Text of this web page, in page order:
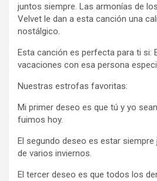
juntos siempre. Las armonías de
Velvet le dan a esta canción una
nostálgico.
Esta canción es perfecta para ti si:
vacaciones con esa persona
Nuestras estrofas favoritas:
Mi primer deseo es que tú y yo
fuimos hoy.
El segundo deseo es estar
de varios inviernos.
El tercer deseo es que todos los